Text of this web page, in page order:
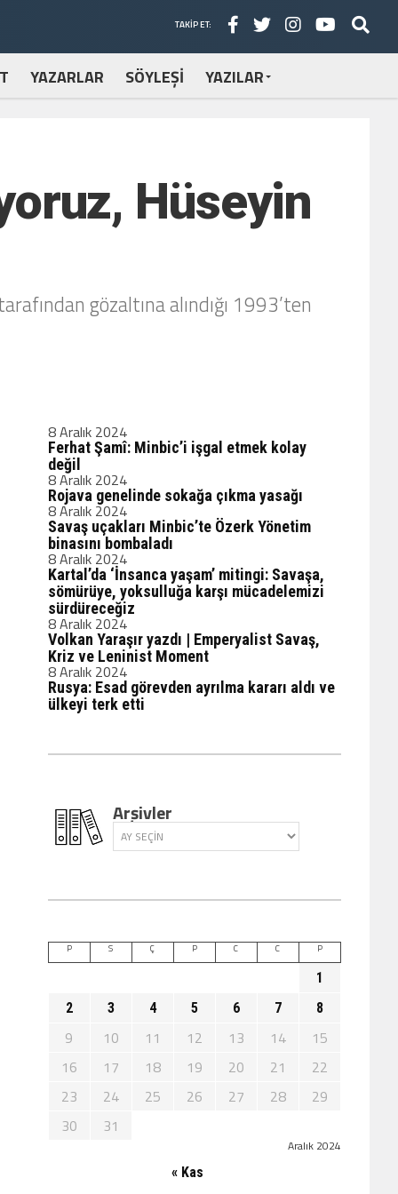
TAKIP ET:
YAZARLAR SÖYLEŞİ YAZILAR
Hüseyin
gözaltına alındığı 1993’ten
8 Aralık 2024
Ferhat Şamî: Minbic’i işgal etmek kolay
değil
8 Aralık 2024
Rojava genelinde sokağa çıkma yasağı
8 Aralık 2024
Savaş uçakları Minbic’te Özerk Yönetim
binasını bombaladı
8 Aralık 2024
Kartal’da ‘İnsanca yaşam’ mitingi: Savaşa,
sömürüye, yoksulluğa karşı mücadelemizi
sürdüreceğiz
8 Aralık 2024
Volkan Yaraşır yazdı | Emperyalist Savaş,
Kriz ve Leninist Moment
8 Aralık 2024
Rusya: Esad görevden ayrılma kararı aldı ve
ülkeyi terk etti
Arşivler
Aralık 2024
P S Ç P C C P
1
2
3 4 5 6 7 8
9 10 11 12 13 14
15
16
17 18 19 20 21
22
23
24 25 26 27 28
29
30
31
« Kas